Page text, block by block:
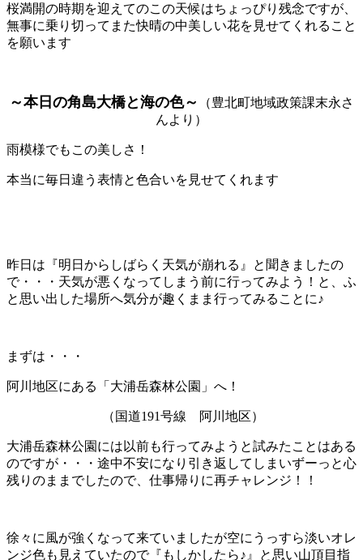
桜満開の時期を迎えてのこの天候はちょっぴり残念ですが、
無事に乗り切ってまた快晴の中美しい花を見せてくれること
を願います
～本日の角島大橋と海の色～
（豊北町地域政策課末永さ
んより）
雨模様でもこの美しさ！
本当に毎日違う表情と色合いを見せてくれます
昨日は『明日からしばらく天気が崩れる』と聞きましたの
で・・・天気が悪くなってしまう前に行ってみよう！と、ふ
と思い出した場所へ気分が趣くまま行ってみることに♪
まずは・・・
阿川地区にある「大浦岳森林公園」へ！
（国道191号線 阿川地区）
大浦岳森林公園には以前も行ってみようと試みたことはある
のですが・・・途中不安になり引き返してしまいずーっと心
残りのままでしたので、仕事帰りに再チャレンジ！！
徐々に風が強くなって来ていましたが空にうっすら淡いオレ
ンジ色も見えていたので『もしかしたら♪』と思い山頂目指